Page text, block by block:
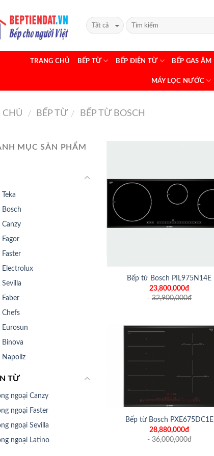
TRANG CHỦ BẾP TỪ BẾP ĐIỆN TỪ BẾP GAS ÂM
MÁY LỌC NƯỚC
CHỦ / BẾP TỪ / BẾP TỪ BOSCH
MỤC SẢN PHẨM
Bosch
Electrolux
Chefs
Eurosun
Binova
Napoliz
TỪ
ngoại Canzy
ngoại Faster
ngoại Sevilla
ngoại Latino
Bếp từ Bosch PIL975N14E
23,800,000đ
- 32,900,000đ
Bếp từ Bosch PXE675DC1E
28,880,000đ
- 36,000,000đ